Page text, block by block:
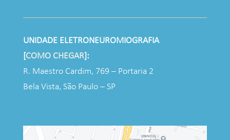
UNIDADE ELETRONEUROMIOGRAFIA
[COMO CHEGAR]:
R. Maestro Cardim, 769 – Portaria 2
Bela Vista, São Paulo – SP